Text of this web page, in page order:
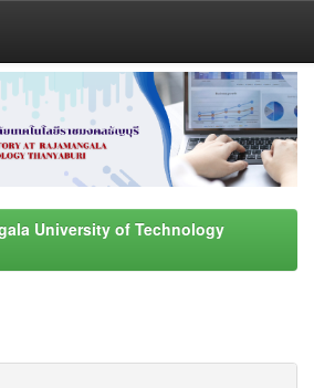
University of Technology